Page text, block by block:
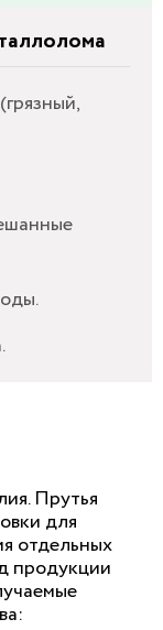
Прутья
для
отдельных
продукции